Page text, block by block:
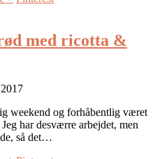
med ricotta &
weekend og forhåbentlig været
har desværre arbejdet, men
så det…